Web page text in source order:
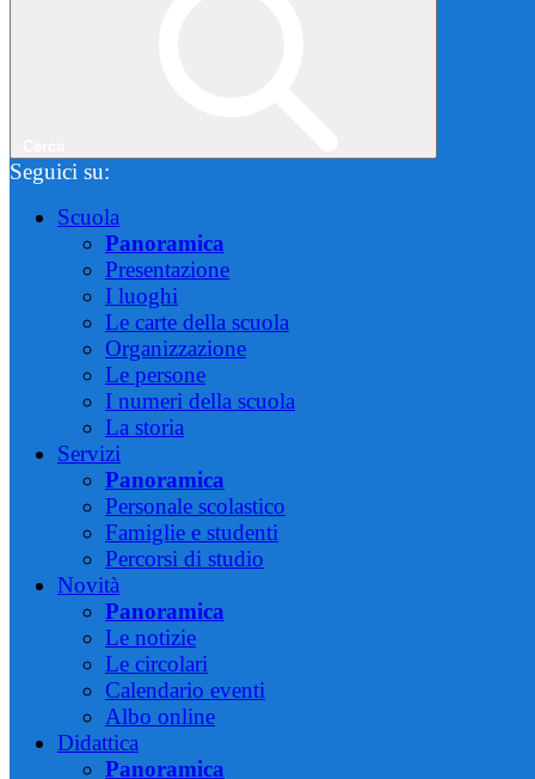
Seguici su:
Scuola
Panoramica
Presentazione
I luoghi
Le carte della scuola
Organizzazione
Le persone
I numeri della scuola
La storia
Servizi
Panoramica
Personale scolastico
Famiglie e studenti
Percorsi di studio
Novità
Panoramica
Le notizie
Le circolari
Calendario eventi
Albo online
Didattica
Panoramica